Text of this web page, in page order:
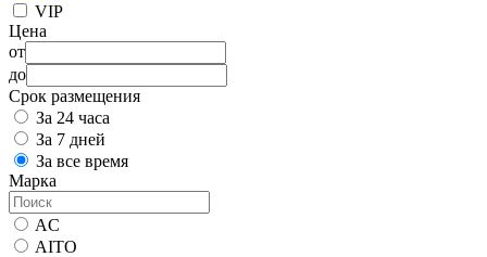
VIP
Цена
от
до
Срок размещения
За 24 часа
За 7 дней
За все время
Марка
AC
AITO